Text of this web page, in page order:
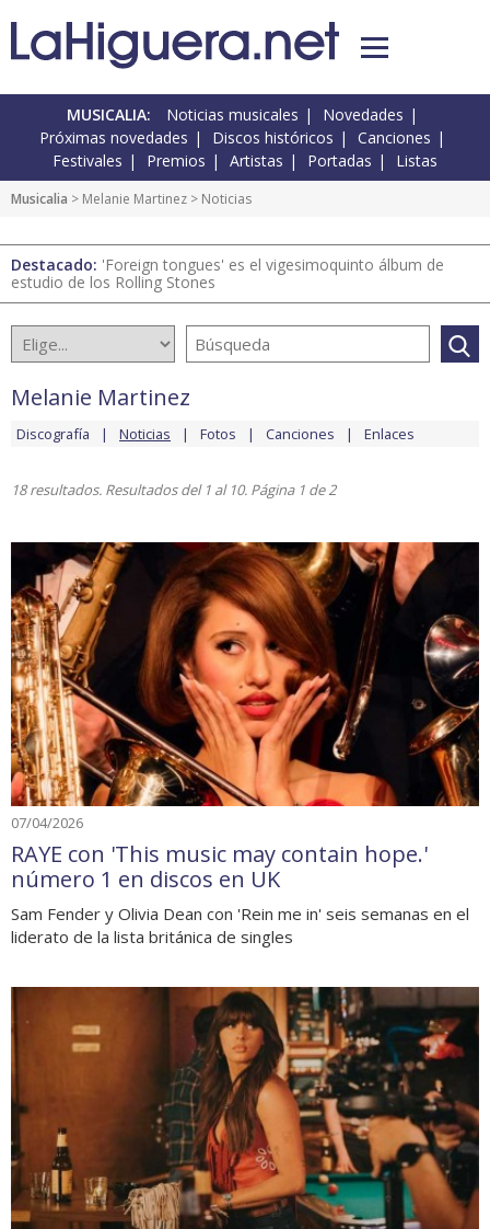
MUSICALIA: Noticias musicales
Novedades
Próximas novedades
Discos históricos
Canciones
Festivales
Premios Artistas Portadas Listas
Musicalia > Melanie Martinez > Noticias
Destacado: 'Foreign tongues' es el vigesimoquinto álbum de
estudio de los Rolling Stones
Melanie Martinez
Discografía Noticias Fotos Canciones Enlaces
18 resultados. Resultados del 1 al 10. Página 1 de 2
07/04/2026
RAYE con 'This music may contain hope.'
número 1 en discos en UK
Sam Fender y Olivia Dean con 'Rein me in' seis semanas en el
liderato de la lista británica de singles